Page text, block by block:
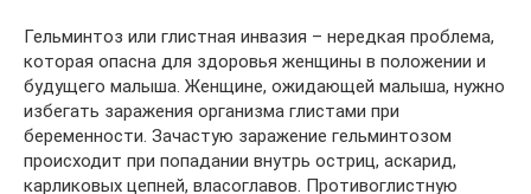
Гельминтоз или глистная инвазия – нередкая проблема,
которая опасна для здоровья женщины в положении и
будущего малыша. Женщине, ожидающей малыша, нужно
избегать заражения организма глистами при
беременности. Зачастую заражение гельминтозом
происходит при попадании внутрь остриц, аскарид,
карликовых цепней, власоглавов. Противоглистную